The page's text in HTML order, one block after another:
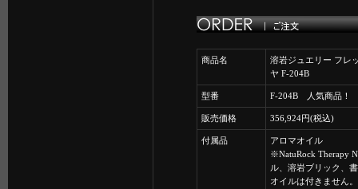
商品名
溶岩ジュエリー フレ
ヤ F-204B
型番 F-204B 人気商品！
販売価格 356,924円(税込)
付属品
アロマオイル
※NatuRock Therapy
ル、溶岩ブリック、
オイルは付きません